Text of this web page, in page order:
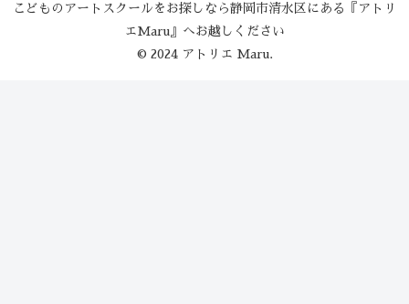
こどものアートスクールをお探しなら静岡市清水区にある『アトリ
エMaru』へお越しください
© 2024 アトリエ Maru.